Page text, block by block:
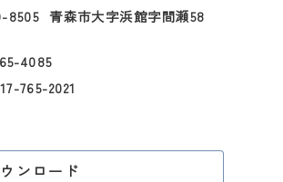
青森市大字浜館字間瀬58
4085
765-2021
ンロード